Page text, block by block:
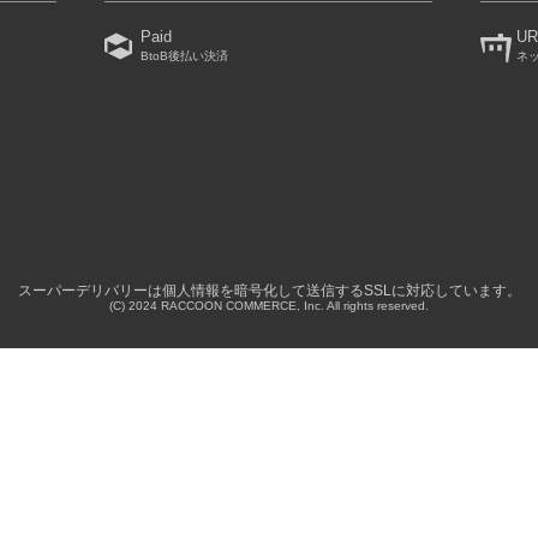
Paid
BtoB後払い決済 ネ
スーパーデリバリーは個人情報を暗号化して送信するSSLに対応しています。
(C) 2024 RACCOON COMMERCE, Inc. All rights reserved.